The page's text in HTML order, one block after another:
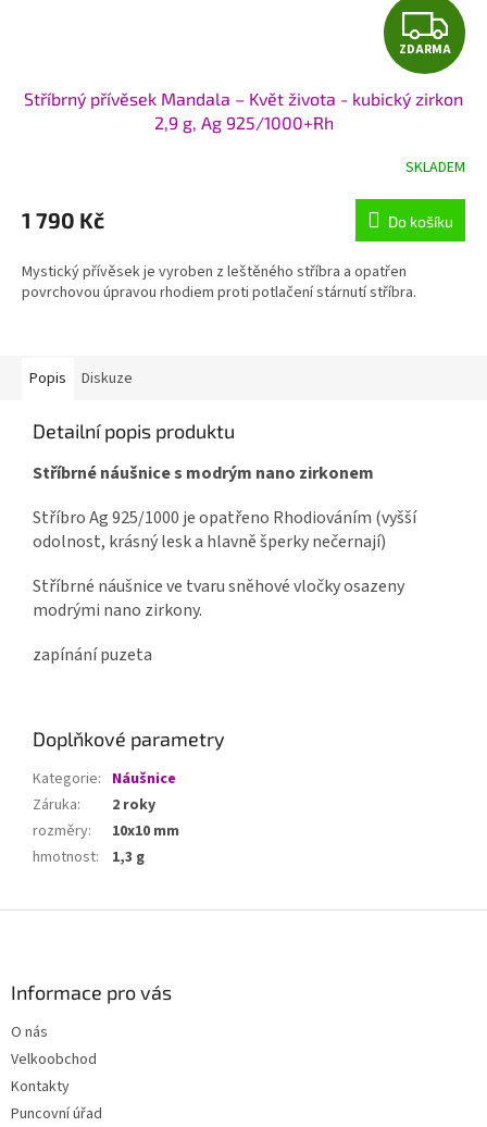
Z
D
A
R
M
A
ZDARMA
Stříbrný přívěsek Mandala – Květ života - kubický zirkon
2,9 g, Ag 925/1000+Rh
SKLADEM
1 790 Kč Do košíku
Mystický přívěsek je vyroben z leštěného stříbra a opatřen
povrchovou úpravou rhodiem proti potlačení stárnutí stříbra.
Popis Diskuze
Detailní popis produktu
Stříbrné náušnice s modrým nano zirkonem
Stříbro Ag 925/1000 je opatřeno Rhodiováním (vyšší
odolnost, krásný lesk a hlavně šperky nečernají)
Stříbrné náušnice ve tvaru sněhové vločky osazeny
modrými nano zirkony.
zapínání puzeta
Doplňkové parametry
Kategorie: Náušnice
Záruka:
2 roky
rozměry:
10x10 mm
hmotnost: 1,3 g
Informace pro vás
O nás
Velkoobchod
Kontakty
Puncovní úřad